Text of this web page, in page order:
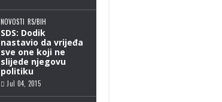
NOVOSTI RS/BIH
SDS: Dodik
nastavio da vrijeđa
sve one koji ne
slijede njegovu
politiku
Jul 04, 2015